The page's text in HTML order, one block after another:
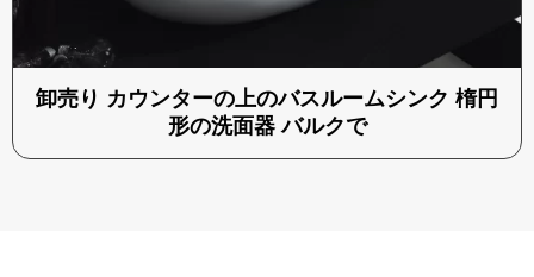
卸売り カウンターの上のバスルームシンク 楕円
形の洗面器 バルクで